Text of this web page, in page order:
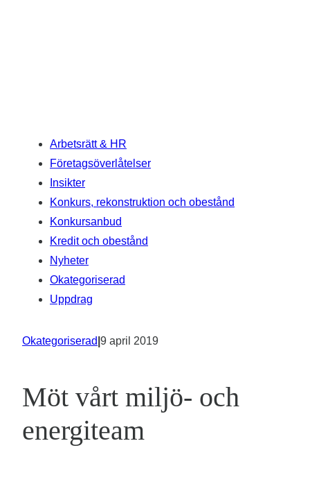
Arbetsrätt & HR
Företagsöverlåtelser
Insikter
Konkurs, rekonstruktion och obestånd
Konkursanbud
Kredit och obestånd
Nyheter
Okategoriserad
Uppdrag
Okategoriserad 9 april 2019
Möt vårt miljö- och
energiteam